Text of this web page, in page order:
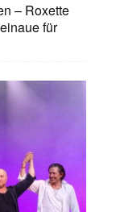
– Roxette
für